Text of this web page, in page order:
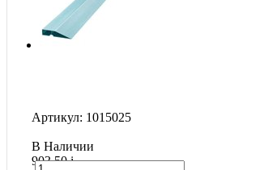
Артикул: 1015025
В Наличии
903.50i